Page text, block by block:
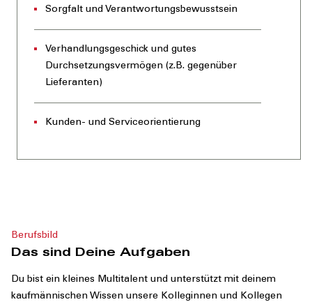
Sorgfalt und Verantwortungsbewusstsein
Verhandlungsgeschick und gutes
Durchsetzungsvermögen (z.B. gegenüber
Lieferanten)
Kunden- und Serviceorientierung
Berufsbild
Das sind Deine Aufgaben
Du bist ein kleines Multitalent und unterstützt mit deinem
kaufmännischen Wissen unsere Kolleginnen und Kollegen